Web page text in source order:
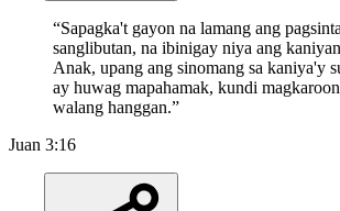
“Sapagka't gayon na lamang ang
sanglibutan, na ibinigay niya ang
Anak, upang ang sinomang sa kaniya'y
ay huwag mapahamak, kundi
walang hanggan.”
Juan 3:16